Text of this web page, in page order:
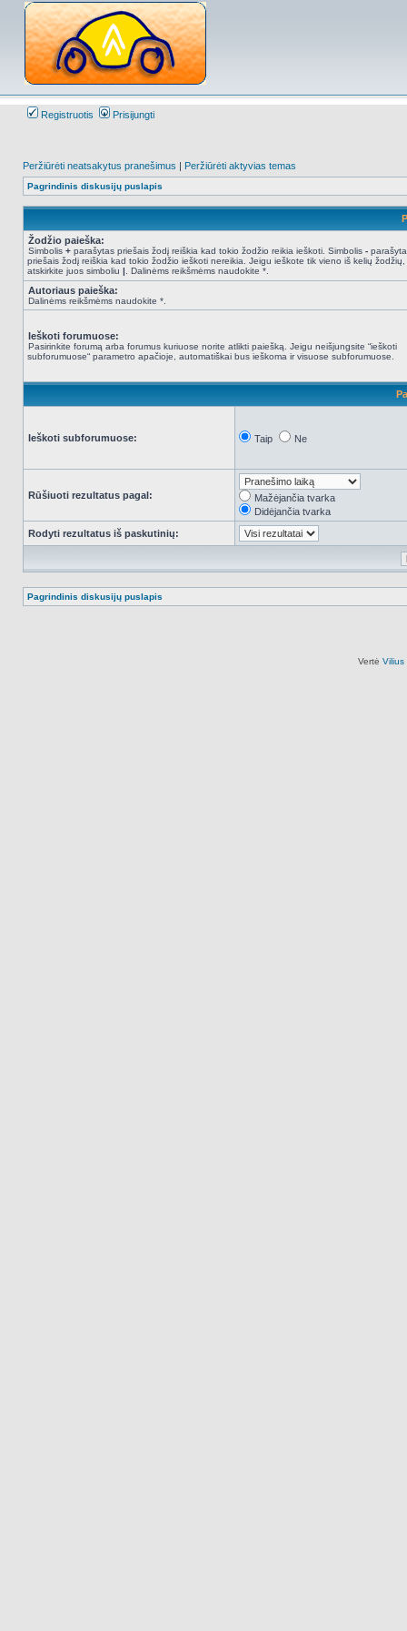
Registruotis Prisijungti
Peržiūrėti neatsakytus pranešimus | Peržiūrėti aktyvias temas
Pagrindinis diskusijų puslapis
Žodžio paieška:
Simbolis + parašytas priešais žodį reiškia kad tokio žodžio reikia ieškoti. Simbolis -
priešais žodį reiškia kad tokio žodžio ieškoti nereikia. Jeigu ieškote tik vieno iš kelių žodžių,
atskirkite juos simboliu | . Dalinėms reikšmėms naudokite *.
Autoriaus paieška:
Dalinėms reikšmėms naudokite *.
Ieškoti forumuose:
Pasirinkite forumą arba forumus kuriuose norite atlikti paiešką. Jeigu neišjungsite “ieškoti
subforumuose“ parametro apačioje, automatiškai bus ieškoma ir visuose subforumuose.
Ieškoti subforumuose: Taip Ne
Rūšiuoti rezultatus pagal:
Mažėjančia tvarka
Didėjančia tvarka
Rodyti rezultatus iš paskutinių:
Pagrindinis diskusijų puslapis
Vertė Vilius